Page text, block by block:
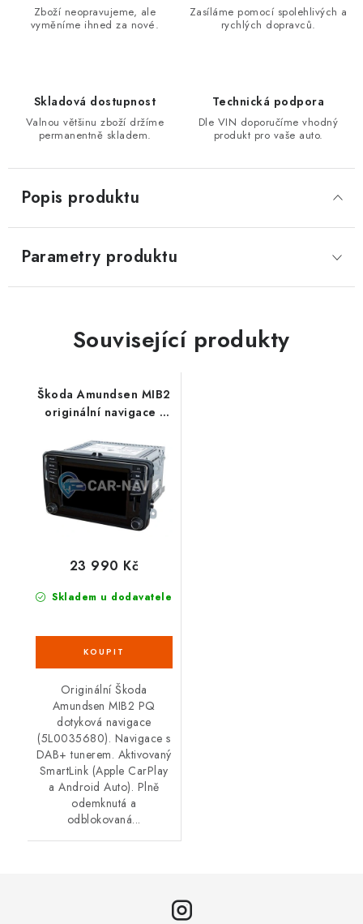
Zboží neopravujeme, ale
vyměníme ihned za nové.
Zasíláme pomocí spolehlivých a
rychlých dopravců.
Skladová dostupnost
Valnou většinu zboží držíme
permanentně skladem.
Technická podpora
Dle VIN doporučíme vhodný
produkt pro vaše auto.
Popis produktu
Parametry produktu
Související produkty
Škoda Amundsen MIB2
originální navigace -
Skladem u dodavatele
23 990 Kč
Originální Škoda
Amundsen MIB2 PQ
dotyková navigace
(5L0035680). Navigace s
DAB+ tunerem. Aktivovaný
SmartLink (Apple CarPlay
a Android Auto). Plně
odemknutá a
odblokovaná...